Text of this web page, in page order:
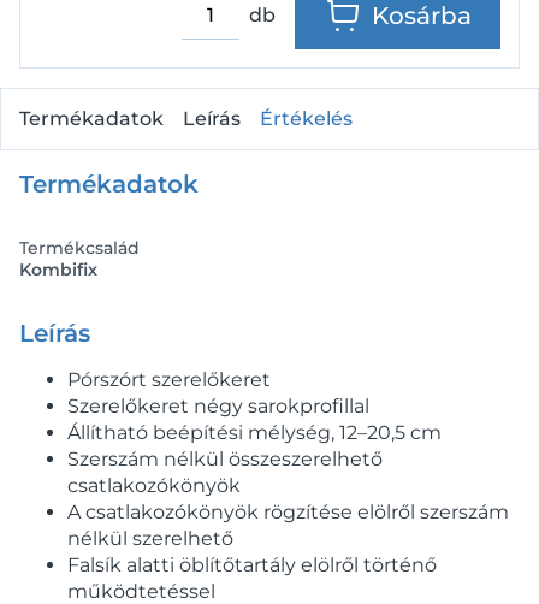
db Kosárba
Termékadatok Leírás Értékelés
Termékadatok
Termékcsalád
Kombifix
Leírás
Pórszórt szerelőkeret
Szerelőkeret négy sarokprofillal
Állítható beépítési mélység, 12–20,5 cm
Szerszám nélkül összeszerelhető
csatlakozókönyök
A csatlakozókönyök rögzítése elölről szerszám
nélkül szerelhető
Falsík alatti öblítőtartály elölről történő
működtetéssel